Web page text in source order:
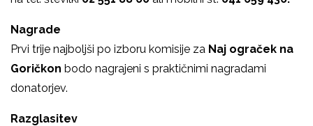
Nagrade
Prvi trije najboljši po izboru komisije za Naj ograček na
Goričkon bodo nagrajeni s praktičnimi nagradami
donatorjev.
Razglasitev